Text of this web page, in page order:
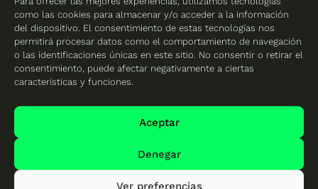
como las cookies para almacenar y/o acceder a la información
del dispositivo. El consentimiento de estas tecnologías nos
permitirá procesar datos como el comportamiento de navegación
o las identificaciones únicas en este sitio. No consentir o retirar el
consentimiento, puede afectar negativamente a ciertas
características y funciones.
Aceptar
Denegar
Ver preferencias
Placas solares en
Valencia
Protección de datos
Política de cookies
Mapa del sitio